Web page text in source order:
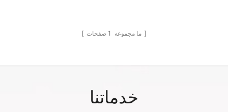
[ ما مجموعه 1 صفحات ]
خدماتنا